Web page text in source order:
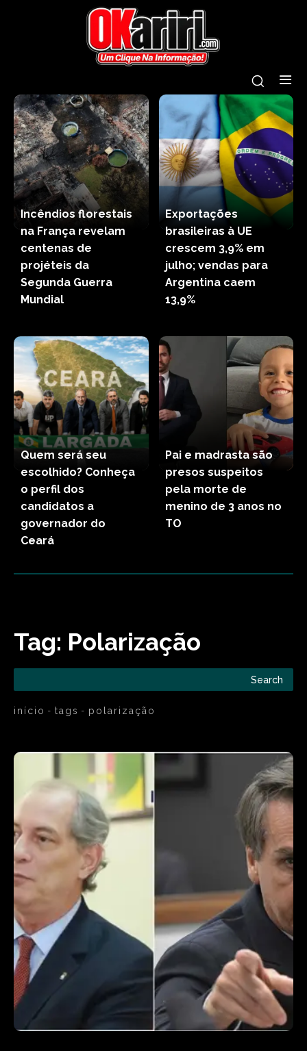
Incêndios florestais
na França revelam
centenas de
projéteis da
Segunda Guerra
Mundial
Exportações
brasileiras à UE
crescem 3,9% em
julho; vendas para
Argentina caem
13,9%
Quem será seu
escolhido? Conheça
o perfil dos
candidatos a
governador do
Ceará
Pai e madrasta são
presos suspeitos
pela morte de
menino de 3 anos no
TO
Tag: Polarização
Search
início tags polarização